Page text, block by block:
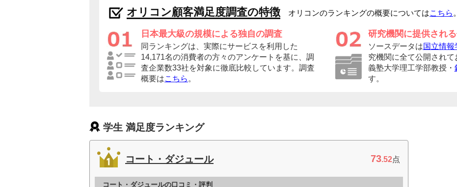
オリコン顧客満足度調査の特徴 オリコンのランキングの概要についてはこちら 。
日本最大級の規模による独自の調査
同ランキングは、実際にサービスを利用した
14,171名の消費者の方々のアンケートを基に、調
査企業数33社を対象に徹底比較しています。調査
概要はこちら 。
研究機関に提供され
ソースデータは国立情報
究機関に全て公開され
義塾大学理工学部教授・
す。
学生 満足度ランキング
コート・ダジュール 73.52点
コート・ダジュールの口コミ・評判